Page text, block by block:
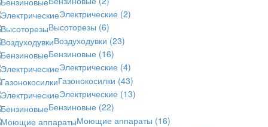
Электрические (2)
Высоторезы (6)
Воздуходувки (23)
Бензиновые (16)
Электрические (4)
Газонокосилки (43)
Электрические (13)
Бензиновые (22)
Моющие аппараты (16)